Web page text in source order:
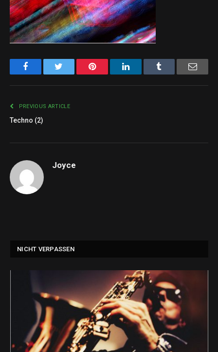
Facebook Pinterest LinkedIn Email
PREVIOUS ARTICLE
Techno (2)
Joyce
NICHT VERPASSEN